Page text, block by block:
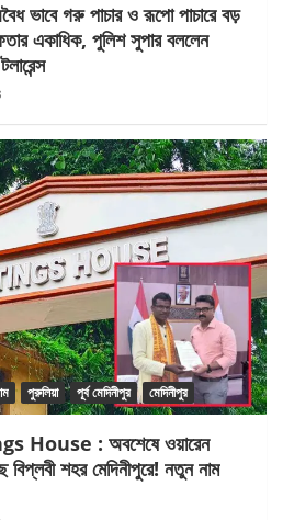
গরু পাচার ও রূপো পাচারে বড়
একাধিক, পুলিশ সুপার বললেন
পুরুলিয়া পূর্ব মেদিনীপুর মেদিনীপুর
: অবশেষে ওয়ারেন
বিপ্লবী শহর মেদিনীপুরে! নতুন নাম